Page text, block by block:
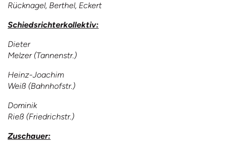
Rücknagel, Berthel, Eckert
Schiedsrichterkollektiv:
Dieter
Melzer (Tannenstr.)
Heinz-Joachim
Weiß (Bahnhofstr.)
Dominik
Rieß (Friedrichstr.)
Zuschauer: